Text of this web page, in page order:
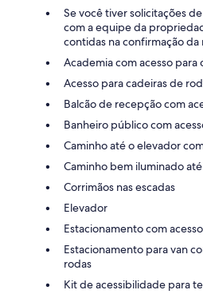
Se você tiver solicitações
com a equipe da
contidas na confirmação da
Academia com acesso para
Acesso para cadeiras de
Balcão de recepção com
Banheiro público com
Caminho até o elevador
Caminho bem iluminado
Corrimãos nas escadas
Elevador
Estacionamento com
Estacionamento para van
rodas
Kit de acessibilidade para